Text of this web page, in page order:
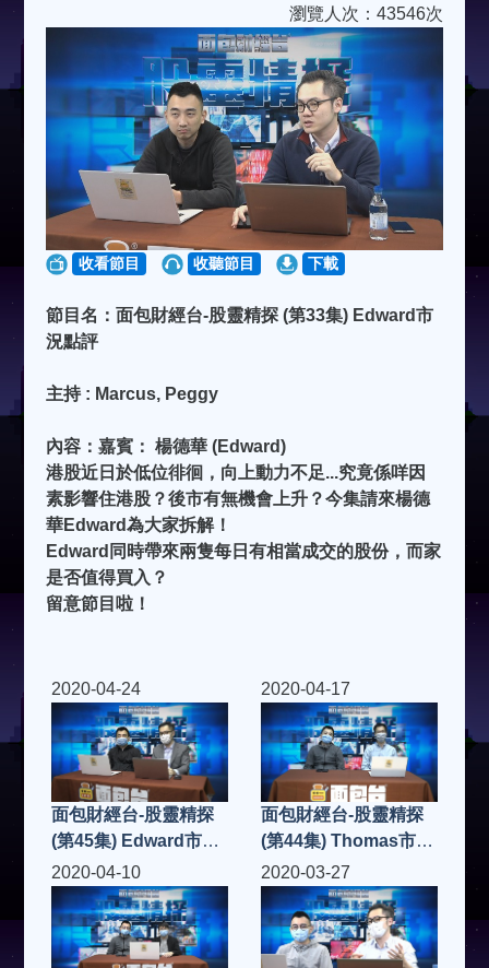
瀏覽人次：43546次
收看節目 收聽節目 下載
節目名：面包財經台-股靈精探 (第33集) Edward市
況點評
主持 : Marcus, Peggy
內容：嘉賓： 楊德華 (Edward)
港股近日於低位徘徊，向上動力不足...究竟係咩因
素影響住港股？後市有無機會上升？今集請來楊德
華Edward為大家拆解！
Edward同時帶來兩隻每日有相當成交的股份，而家
是否值得買入？
留意節目啦！
2020-04-24
面包財經台-股靈精探
(第45集) Edward市況
點評
2020-04-17
面包財經台-股靈精探
(第44集) Thomas市況
點評
2020-04-10 2020-03-27